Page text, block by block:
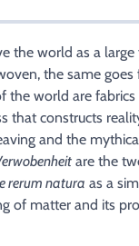
the world as a
the same
the world are
that constructs
and the
are the
rerum natura as a
of matter and its